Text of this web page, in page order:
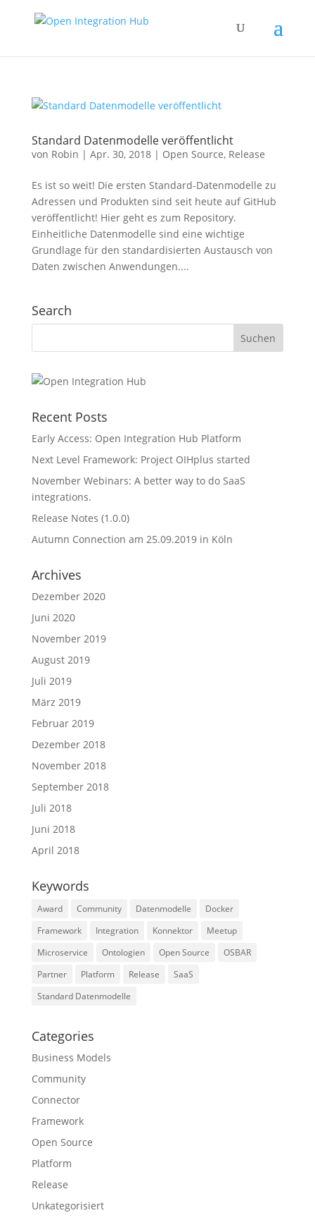
Standard Datenmodelle veröffentlicht
von Robin | Apr. 30, 2018| Open Source, Release
Es ist so weit! Die ersten Standard-Datenmodelle zu
Adressen und Produkten sind seit heute auf GitHub
veröffentlicht! Hier geht es zum Repository.
Einheitliche Datenmodelle sind eine wichtige
Grundlage für den standardisierten Austausch von
Daten zwischen Anwendungen....
Search
Recent Posts
Early Access: Open Integration Hub Platform
Next Level Framework: Project OIHplus started
November Webinars: A better way to do SaaS
integrations.
Release Notes (1.0.0)
Autumn Connection am 25.09.2019 in Köln
Archives
Dezember 2020
Juni 2020
November 2019
August 2019
Juli 2019
März 2019
Februar 2019
Dezember 2018
November 2018
September 2018
Juli 2018
Juni 2018
April 2018
Keywords
Award Community Datenmodelle
Docker
Framework
Integration Konnektor
Meetup
Microservice
Ontologien Open Source
OSBAR
Partner
Platform Release
SaaS
Standard Datenmodelle
Categories
Business Models
Community
Connector
Framework
Open Source
Platform
Release
Unkategorisiert